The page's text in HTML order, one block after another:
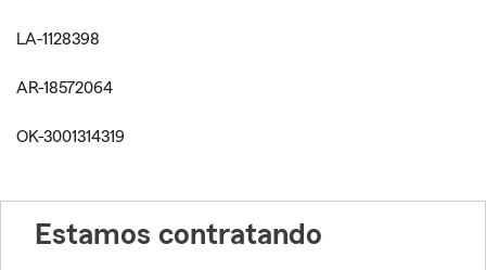
LA-1128398
AR-18572064
OK-3001314319
Estamos contratando